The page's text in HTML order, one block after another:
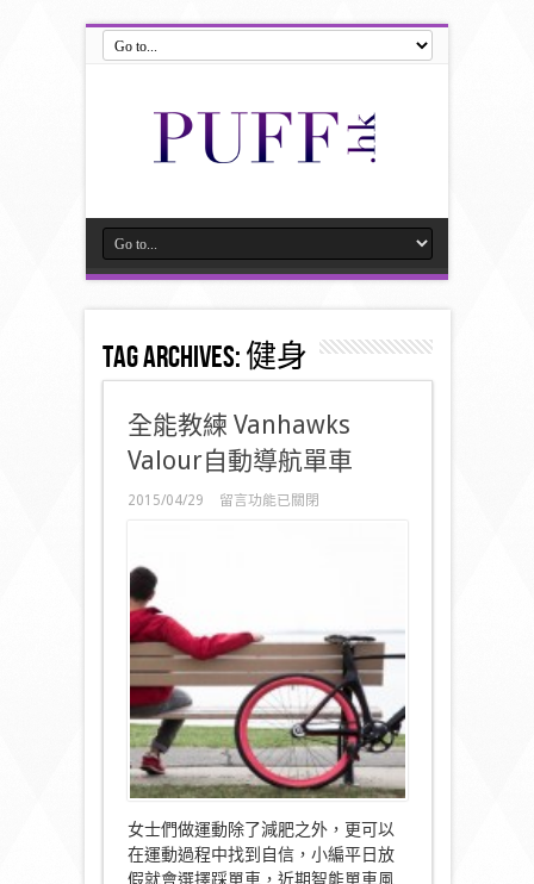
Tag Archives:健身
全能教練 Vanhawks
Valour自動導航單車
2015/04/29
在
自
動
導
單
車〉
中
留言功能已關閉
女士們做運動除了減肥之外，更可以
在運動過程中找到自信，小編平日放
假就會選擇踩單車，近期智能單車風